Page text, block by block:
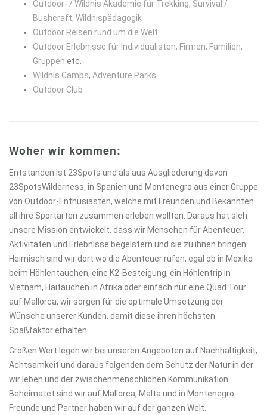
Outdoor- / Wildnis Akademie für Trekking, Survival /
Bushcraft, Wildnispädagogik
Outdoor Reisen rund um die Welt
Outdoor Erlebnisse für Individualisten, Firmen, Familien,
Gruppen etc.
Wildnis Camps, Adventure Parks
Outdoor Club
Woher wir kommen:
Entstanden ist 23Spots und als aus Ausgliederung davon
23SpotsWilderness, in Spanien und Montenegro aus einer Gruppe
von Outdoor-Enthusiasten, welche mit Freunden und Bekannten
all ihre Sportarten zusammen erleben wollten. Daraus hat sich
unsere Mission entwickelt, dass wir Menschen für Abenteuer,
Aktivitäten und Erlebnisse begeistern und sie zu ihnen bringen.
Heimisch sind wir dort wo die Abenteuer rufen, egal ob in Mexiko
beim Höhlentauchen, eine K2-Besteigung, ein Höhlentrip in
Vietnam, Haitauchen in Afrika oder einfach nur eine Quad Tour
auf Mallorca, wir sorgen für die optimale Umsetzung der
Wünsche unserer Kunden, damit diese ihren höchsten
Spaßfaktor erhalten.
Großen Wert legen wir bei unseren Angeboten auf Nachhaltigkeit,
Achtsamkeit und daraus folgenden dem Schutz der Natur in der
wir leben und der zwischenmenschlichen Kommunikation.
Beheimatet sind wir auf Mallorca, Malta und in Montenegro.
Freunde und Partner haben wir auf der ganzen Welt.